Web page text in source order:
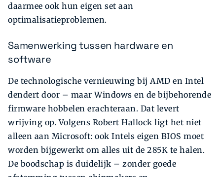
daarmee ook hun eigen set aan
optimalisatieproblemen.
Samenwerking tussen hardware en
software
De technologische vernieuwing bij AMD en Intel
dendert door – maar Windows en de bijbehorende
firmware hobbelen erachteraan. Dat levert
wrijving op. Volgens Robert Hallock ligt het niet
alleen aan Microsoft: ook Intels eigen BIOS moet
worden bijgewerkt om alles uit de 285K te halen.
De boodschap is duidelijk – zonder goede